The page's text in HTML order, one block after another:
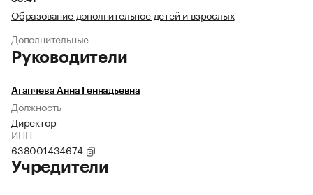
Образование дополнительное детей и взрослых
Дополнительные
Руководители
Агапчева Анна Геннадьевна
Должность
Директор
ИНН
638001434674
Учредители